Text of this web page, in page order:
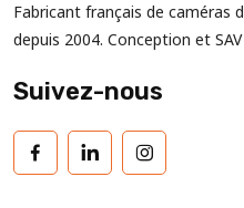
Fabricant français de caméras
depuis 2004. Conception et
Suivez-nous
FacebookLinkedIn